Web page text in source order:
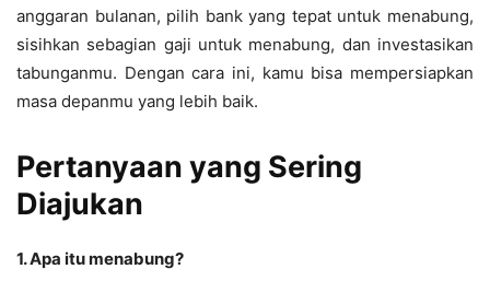
anggaran bulanan, pilih bank yang tepat untuk menabung,
sisihkan sebagian gaji untuk menabung, dan investasikan
tabunganmu. Dengan cara ini, kamu bisa mempersiapkan
masa depanmu yang lebih baik.
Pertanyaan yang Sering
Diajukan
1. Apa itu menabung?